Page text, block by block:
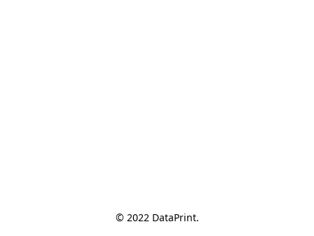
© 2022 DataPrint.